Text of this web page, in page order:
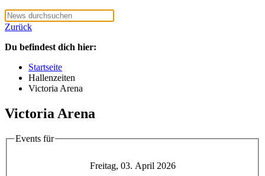
Zurück
Du befindest dich hier:
Startseite
Hallenzeiten
Victoria Arena
Victoria Arena
Events für
Freitag, 03. April 2026